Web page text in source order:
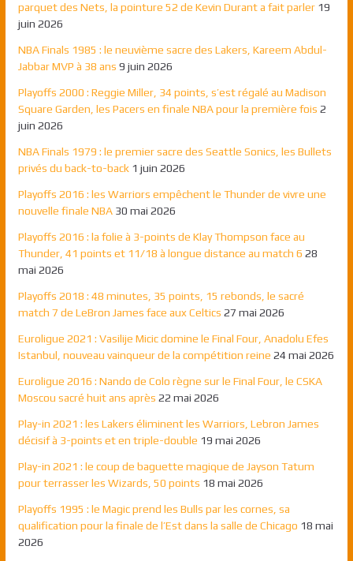
parquet des Nets, la pointure 52 de Kevin Durant a fait parler 19
juin 2026
NBA Finals 1985 : le neuvième sacre des Lakers, Kareem Abdul-
Jabbar MVP à 38 ans 9 juin 2026
Playoffs 2000 : Reggie Miller, 34 points, s’est régalé au Madison
Square Garden, les Pacers en finale NBA pour la première fois 2
juin 2026
NBA Finals 1979 : le premier sacre des Seattle Sonics, les Bullets
privés du back-to-back 1 juin 2026
Playoffs 2016 : les Warriors empêchent le Thunder de vivre une
nouvelle finale NBA 30 mai 2026
Playoffs 2016 : la folie à 3-points de Klay Thompson face au
Thunder, 41 points et 11/18 à longue distance au match 6 28
mai 2026
Playoffs 2018 : 48 minutes, 35 points, 15 rebonds, le sacré
match 7 de LeBron James face aux Celtics 27 mai 2026
Euroligue 2021 : Vasilije Micic domine le Final Four, Anadolu Efes
Istanbul, nouveau vainqueur de la compétition reine 24 mai 2026
Euroligue 2016 : Nando de Colo règne sur le Final Four, le CSKA
Moscou sacré huit ans après 22 mai 2026
Play-in 2021 : les Lakers éliminent les Warriors, Lebron James
décisif à 3-points et en triple-double 19 mai 2026
Play-in 2021 : le coup de baguette magique de Jayson Tatum
pour terrasser les Wizards, 50 points 18 mai 2026
Playoffs 1995 : le Magic prend les Bulls par les cornes, sa
qualification pour la finale de l’Est dans la salle de Chicago 18 mai
2026